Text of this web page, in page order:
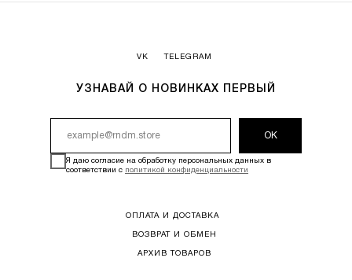
Я даю согласие на обработку персональных данных в
соответствии с политикой конфиденциальности
ОК
УЗНАВАЙ О НОВИНКАХ ПЕРВЫЙ
VK TELEGRAM
ОПЛАТА И ДОСТАВКА
ВОЗВРАТ И ОБМЕН
АРХИВ ТОВАРОВ